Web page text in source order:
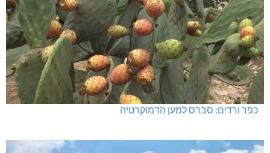
כפר ורדים: סברס למען הדמוקרטיה